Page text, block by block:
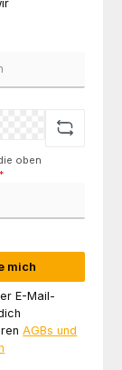
oben
*
mich
E-Mail-
AGBs und